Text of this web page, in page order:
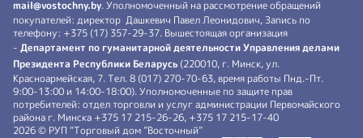
mail@vostochny.by. Уполномоченный на рассмотрение обращений
покупателей: директор Дашкевич Павел Леонидович, Запись по
телефону: +375 (17) 357-29-37. Вышестоящая организация
- Департамент по гуманитарной деятельности Управления делами
Президента Республики Беларусь (220010, г. Минск, ул.
Красноармейская, 7. Тел. 8 (017) 270-70-63, время работы Пнд.-Пт.
9:00-13:00 и 14:00-18:00). Уполномоченные по защите прав
потребителей: отдел торговли и услуг администрации Первомайского
района г. Минска +375 17 215-26-26, +375 17 215-17-40
2026 © РУП “Торговый дом ”Восточный”